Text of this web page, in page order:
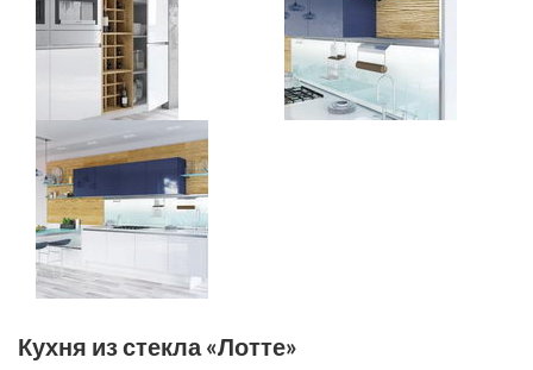
Кухня из стекла «Лотте»